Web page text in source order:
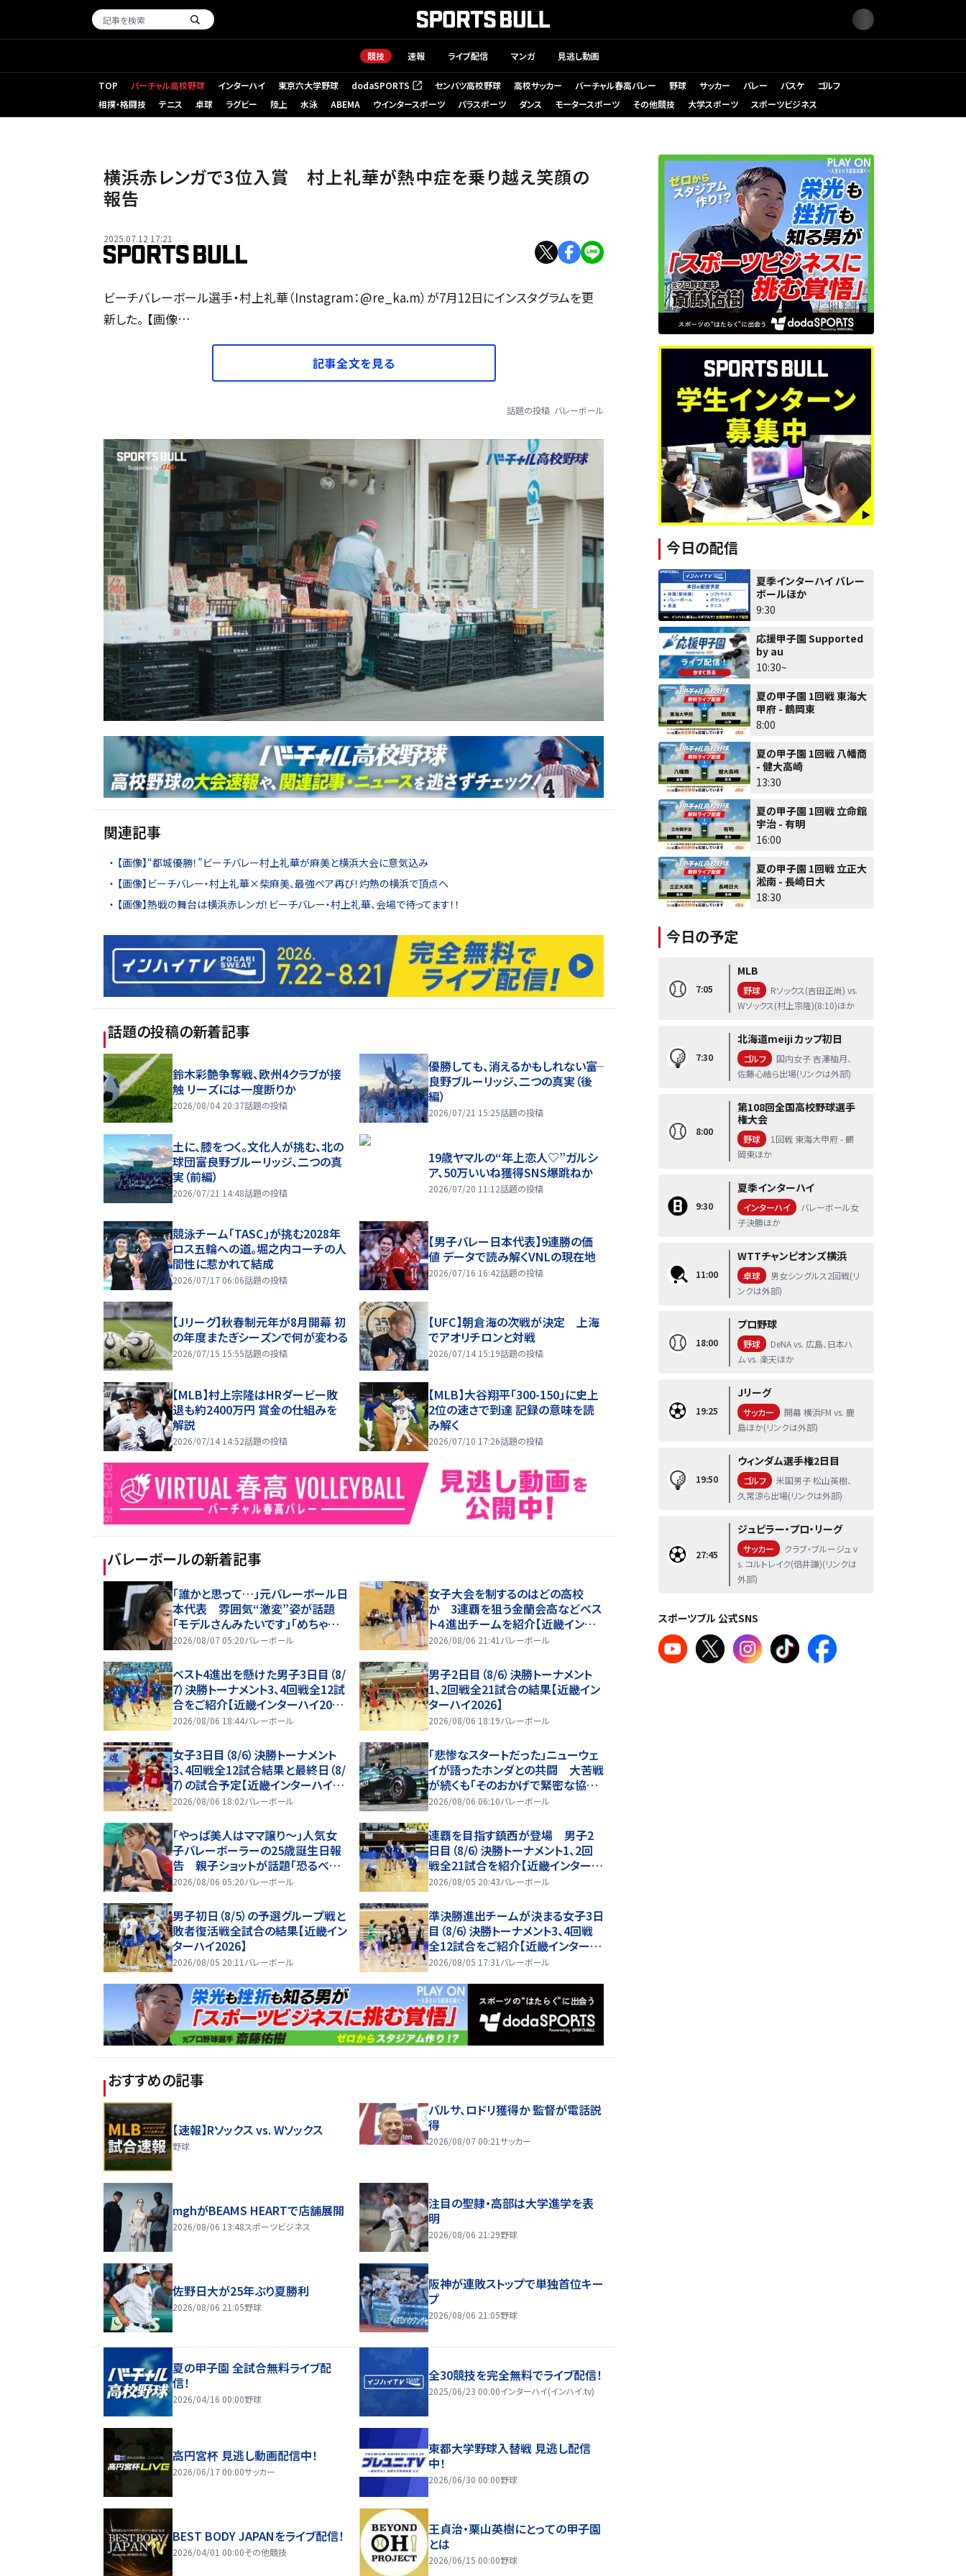
競技 速報 ライブ配信 マンガ 見逃し動画
TOP バーチャル高校野球 インターハイ 東京六大学野球 dodaSPORTS
（新しいタブで開く） センバツ高校野球 高校サッカー バーチャル春高バレー 野球 サッカー バレー バスケ
ゴルフ
相撲・格闘技
テニス 卓球 ラグビー 陸上 水泳 ABEMA ウインタースポーツ パラスポーツ ダンス モータースポーツ その他競技 大学スポーツ スポーツビジネス
横浜赤レンガで3位入賞 村上礼華が熱中症を乗り越え笑顔の
報告
2025.07.12 17:21
ビーチバレーボール選手・村上礼華（Instagram：@re_ka.m）が7月12日にインスタグラムを更
新した。 【画像…
記事全文を見る
話題の投稿 バレーボール
関連記事
【画像】“都城優勝！”ビーチバレー村上礼華が麻美と横浜大会に意気込み
【画像】ビーチバレー・村上礼華×柴麻美、最強ペア再び！灼熱の横浜で頂点へ
【画像】熱戦の舞台は横浜赤レンガ！ビーチバレー・村上礼華、会場で待ってます！！
話題の投稿の新着記事
鈴木彩艶争奪戦、欧州4クラブが接
触 リーズには一度断りか
2026/08/04 20:37話題の投稿
優勝しても、消えるかもしれない――富
良野ブルーリッジ、二つの真実（後
編）
2026/07/21 15:25話題の投稿
土に、膝をつく。文化人が挑む、北の
球団――富良野ブルーリッジ、二つの真
実（前編）
2026/07/21 14:48話題の投稿
19歳ヤマルの“年上恋人♡”ガルシ
ア、50万いいね獲得SNS爆跳ねか
2026/07/20 11:12話題の投稿
競泳チーム「TASC」が挑む2028年
ロス五輪への道。堀之内コーチの人
間性に惹かれて結成
2026/07/17 06:06話題の投稿
【男子バレー日本代表】9連勝の価
値 データで読み解くVNLの現在地
2026/07/16 16:42話題の投稿
【Jリーグ】秋春制元年が8月開幕 初
の年度またぎシーズンで何が変わる
2026/07/15 15:55話題の投稿
【UFC】朝倉海の次戦が決定 上海
でアオリチロンと対戦
2026/07/14 15:19話題の投稿
【MLB】村上宗隆はHRダービー敗
退も約2400万円 賞金の仕組みを
解説
2026/07/14 14:52話題の投稿
【MLB】大谷翔平「300-150」に史上
2位の速さで到達 記録の意味を読
み解く
2026/07/10 17:26話題の投稿
バレーボールの新着記事
「誰かと思って…」元バレーボール日
本代表 雰囲気“激変”姿が話題
「モデルさんみたいです」「めちゃキ
レイ」
2026/08/07 05:20バレーボール
女子大会を制するのはどの高校
か 3連覇を狙う金蘭会高などベス
ト４進出チームを紹介【近畿インタ
ーハイ2026】
2026/08/06 21:41 バレーボール
ベスト4進出を懸けた男子3日目（8/
7）決勝トーナメント3、4回戦全12試
合をご紹介【近畿インターハイ202
6】
2026/08/06 18:44バレーボール
男子2日目（8/6）決勝トーナメント
1、2回戦全21試合の結果【近畿イン
ターハイ2026】
2026/08/06 18:19バレーボール
女子3日目（8/6）決勝トーナメント
3、4回戦全12試合結果と最終日（8/
7）の試合予定【近畿インターハイ20
26】
2026/08/06 18:02バレーボール
「悲惨なスタートだった」ニューウェ
イが語ったホンダとの共闘 大苦戦
が続くも「そのおかげで緊密な協力
関係を築けた」
2026/08/06 06:10バレーボール
「やっぱ美人はママ譲り～」人気女
子バレーボーラーの25歳誕生日報
告 親子ショットが話題「恐るべしD
NAです」
2026/08/06 05:20バレーボール
連覇を目指す鎮西が登場 男子2
日目（8/6）決勝トーナメント1、2回
戦全21試合を紹介【近畿インターハ
イ2026】
2026/08/05 20:43バレーボール
男子初日（8/5）の予選グループ戦と
敗者復活戦全試合の結果【近畿イン
ターハイ2026】
2026/08/05 20:11 バレーボール
準決勝進出チームが決まる女子3日
目（8/6）決勝トーナメント3、4回戦
全12試合をご紹介【近畿インターハ
イ2026】
2026/08/05 17:31 バレーボール
おすすめの記事
【速報】Rソックス vs. Wソックス
野球
バルサ、ロドリ獲得か 監督が電話説
得
2026/08/07 00:21サッカー
mghがBEAMS HEARTで店舗展開
2026/08/06 13:48スポーツビジネス
注目の聖隷・高部は大学進学を表
明
2026/08/06 21:29野球
佐野日大が25年ぶり夏勝利
2026/08/06 21:05野球
阪神が連敗ストップで単独首位キー
プ
2026/08/06 21:05野球
夏の甲子園 全試合無料ライブ配
信！
2026/04/16 00:00野球
全30競技を完全無料でライブ配信！
2025/06/23 00:00インターハイ(インハイ.tv)
高円宮杯 見逃し動画配信中！
2026/06/17 00:00サッカー
東都大学野球入替戦 見逃し配信
中！
2026/06/30 00:00野球
BEST BODY JAPANをライブ配信！
2026/04/01 00:00その他競技
王貞治・栗山英樹にとっての甲子園
とは
2026/06/15 00:00野球
今日の配信
夏季インターハイ バレー
ボールほか
9:30
応援甲子園 Supported
by au
10:30~
夏の甲子園 1回戦 東海大
甲府 - 鶴岡東
8:00
夏の甲子園 1回戦 八幡商
- 健大高崎
13:30
夏の甲子園 1回戦 立命館
宇治 - 有明
16:00
夏の甲子園 1回戦 立正大
淞南 - 長崎日大
18:30
今日の予定
7:05
MLB
野球
Rソックス(吉田正尚) vs.
Wソックス(村上宗隆)(8:10)ほか
7:30
北海道meiji カップ初日
ゴルフ
国内女子 吉澤柚月、
佐藤心結ら出場(リンクは外部)
8:00
第108回全国高校野球選手
権大会
野球
1回戦 東海大甲府 - 鶴
岡東ほか
9:30
夏季インターハイ
インターハイ
バレーボール女
子決勝ほか
11:00
WTTチャンピオンズ横浜
卓球
男女シングルス2回戦(リ
ンクは外部)
18:00
プロ野球
野球
DeNA vs. 広島、日本ハ
ム vs. 楽天ほか
19:25
Jリーグ
サッカー
開幕 横浜FM vs. 鹿
島ほか(リンクは外部)
19:50
ウィンダム選手権2日目
ゴルフ
米国男子 松山英樹、
久常涼ら出場(リンクは外部)
27:45
ジュピラー・プロ・リーグ
サッカー
クラブ・ブルージュ v
s. コルトレイク(倍井謙)(リンクは
外部)
スポーツブル 公式SNS